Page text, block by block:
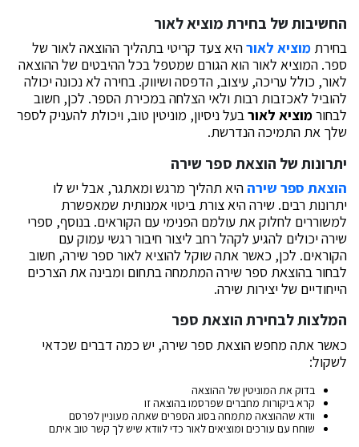
החשיבות של בחירת מוציא לאור
בחירת מוציא לאורהיא צעד קריטי בתהליך ההוצאה לאור של
ספר. המוציא לאור הוא הגורם שמטפל בכל ההיבטים של ההוצאה
לאור, כולל עריכה, עיצוב, הדפסה ושיווק. בחירה לא נכונה יכולה
להוביל לאכזבות רבות ולאי הצלחה במכירת הספר. לכן, חשוב
לבחורמוציא לאורבעל ניסיון, מוניטין טוב, ויכולת להעניק לספר
שלך את התמיכה הנדרשת.
יתרונות של הוצאת ספר שירה
הוצאת ספר שירה היא תהליך מרגש ומאתגר, אבל יש לו
יתרונות רבים. שירה היא צורת ביטוי אמנותית שמאפשרת
למשוררים לחלוק את עולמם הפנימי עם הקוראים. בנוסף, ספרי
שירה יכולים להגיע לקהל רחב ליצור חיבור רגשי עמוק עם
הקוראים. לכן, כאשר אתה שוקל להוציא לאור ספר שירה, חשוב
לבחור בהוצאת ספר שירה המתמחה בתחום ומבינה את הצרכים
הייחודיים של יצירות שירה.
המלצות לבחירת הוצאת ספר
כאשר אתה מחפש הוצאת ספר שירה, יש כמה דברים שכדאי
לשקול:
בדוק את המוניטין של ההוצאה
קרא ביקורות מחברים שפרסמו בהוצאה זו
וודא שההוצאה מתמחה בסוג הספרים שאתה מעוניין לפרסם
שוחח עם עורכים ומוציאים לאור כדי לוודא שיש לך קשר טוב איתם